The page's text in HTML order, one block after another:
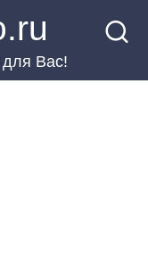
для Вас!